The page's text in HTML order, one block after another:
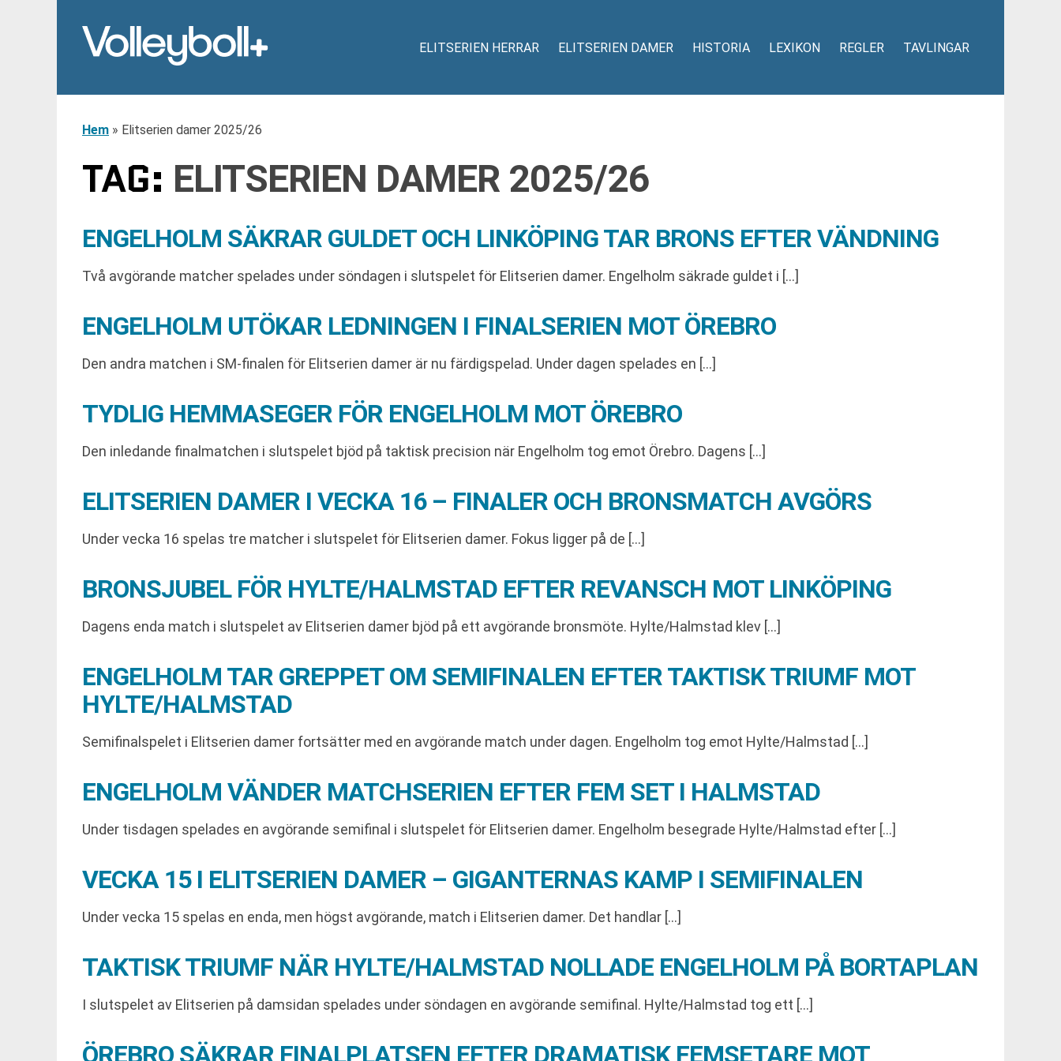
ELITSERIEN HERRAR ELITSERIEN DAMER HISTORIA LEXIKON REGLER TAVLINGAR
Hem » Elitserien damer 2025/26
TAG: ELITSERIEN DAMER 2025/26
ENGELHOLM SÄKRAR GULDET OCH LINKÖPING TAR BRONS EFTER VÄNDNING
Två avgörande matcher spelades under söndagen i slutspelet för Elitserien damer. Engelholm säkrade guldet i […]
ENGELHOLM UTÖKAR LEDNINGEN I FINALSERIEN MOT ÖREBRO
Den andra matchen i SM-finalen för Elitserien damer är nu färdigspelad. Under dagen spelades en […]
TYDLIG HEMMASEGER FÖR ENGELHOLM MOT ÖREBRO
Den inledande finalmatchen i slutspelet bjöd på taktisk precision när Engelholm tog emot Örebro. Dagens […]
ELITSERIEN DAMER I VECKA 16 – FINALER OCH BRONSMATCH AVGÖRS
Under vecka 16 spelas tre matcher i slutspelet för Elitserien damer. Fokus ligger på de […]
BRONSJUBEL FÖR HYLTE/HALMSTAD EFTER REVANSCH MOT LINKÖPING
Dagens enda match i slutspelet av Elitserien damer bjöd på ett avgörande bronsmöte. Hylte/Halmstad klev […]
ENGELHOLM TAR GREPPET OM SEMIFINALEN EFTER TAKTISK TRIUMF MOT
HYLTE/HALMSTAD
Semifinalspelet i Elitserien damer fortsätter med en avgörande match under dagen. Engelholm tog emot Hylte/Halmstad […]
ENGELHOLM VÄNDER MATCHSERIEN EFTER FEM SET I HALMSTAD
Under tisdagen spelades en avgörande semifinal i slutspelet för Elitserien damer. Engelholm besegrade Hylte/Halmstad efter […]
VECKA 15 I ELITSERIEN DAMER – GIGANTERNAS KAMP I SEMIFINALEN
Under vecka 15 spelas en enda, men högst avgörande, match i Elitserien damer. Det handlar […]
TAKTISK TRIUMF NÄR HYLTE/HALMSTAD NOLLADE ENGELHOLM PÅ BORTAPLAN
I slutspelet av Elitserien på damsidan spelades under söndagen en avgörande semifinal. Hylte/Halmstad tog ett […]
ÖREBRO SÄKRAR FINALPLATSEN EFTER DRAMATISK FEMSETARE MOT